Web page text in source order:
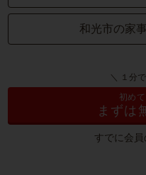
和光市の家
＼ １分
初め
まずは
すでに会員